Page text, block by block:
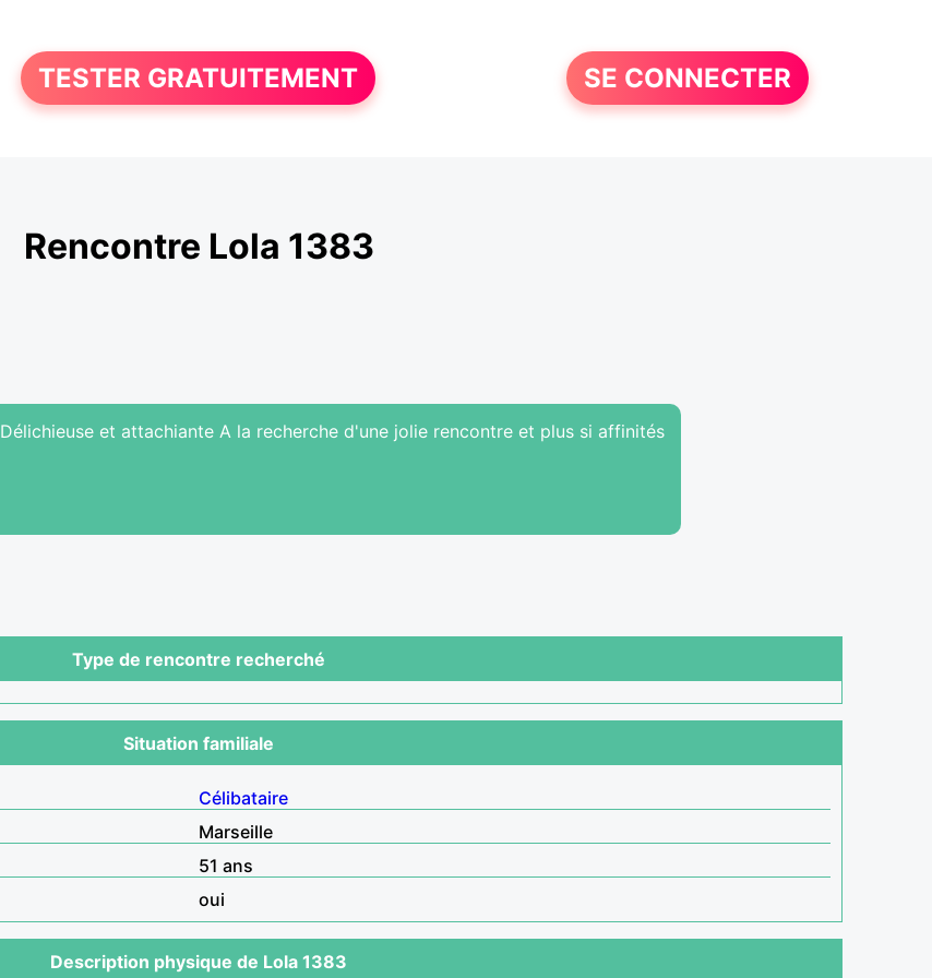
TESTER GRATUITEMENT SE CONNECTER
Rencontre Lola 1383
Délichieuse et attachiante A la recherche d'une jolie rencontre et plus si affinités
Type de rencontre recherché
Situation familiale
Célibataire
Marseille
51 ans
oui
Description physique de Lola 1383